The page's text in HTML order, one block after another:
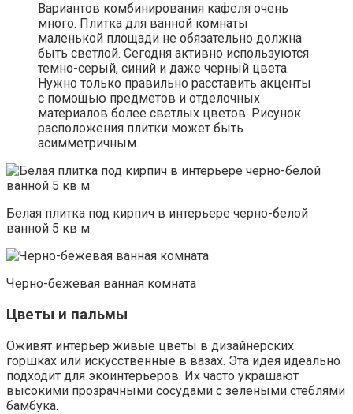
Вариантов комбинирования кафеля очень
много. Плитка для ванной комнаты
маленькой площади не обязательно должна
быть светлой. Сегодня активно используются
темно-серый, синий и даже черный цвета.
Нужно только правильно расставить акценты
с помощью предметов и отделочных
материалов более светлых цветов. Рисунок
расположения плитки может быть
асимметричным.
Белая плитка под кирпич в интерьере черно-белой
ванной 5 кв м
Черно-бежевая ванная комната
Цветы и пальмы
Оживят интерьер живые цветы в дизайнерских
горшках или искусственные в вазах. Эта идея идеально
подходит для экоинтерьеров. Их часто украшают
высокими прозрачными сосудами с зелеными стеблями
бамбука.